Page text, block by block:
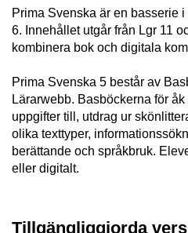
Prima Svenska är en basserie
6. Innehållet utgår från Lgr 11
kombinera bok och digitala
Prima Svenska 5 består av
Lärarwebb. Basböckerna för
uppgifter till, utdrag ur
olika texttyper,
berättande och språkbruk.
eller digitalt.
Tillgängliggjorda